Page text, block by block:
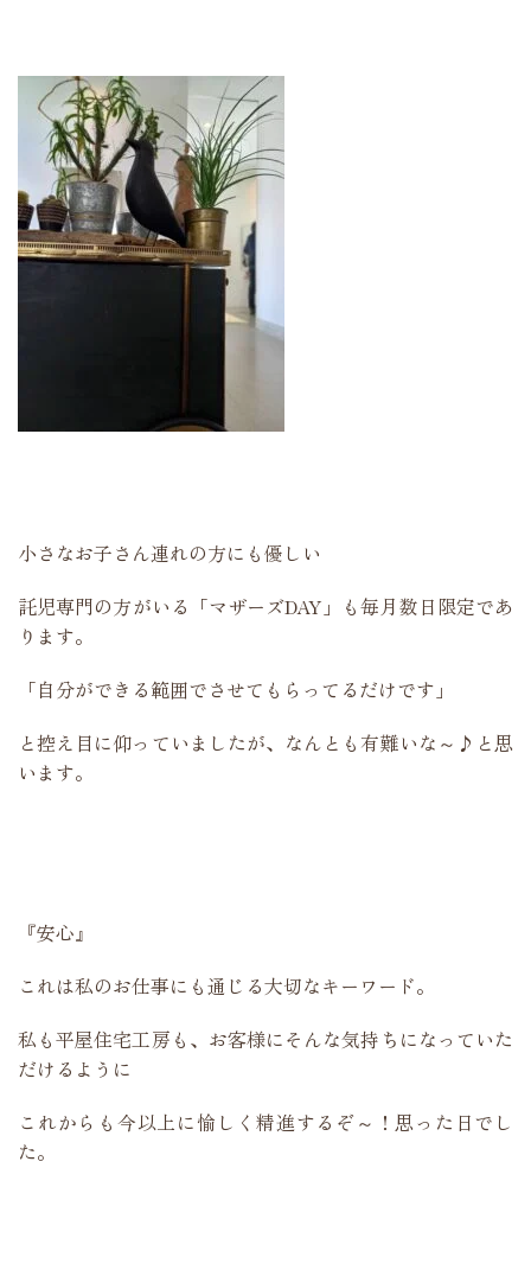
小さなお子さん連れの方にも優しい
託児専門の方がいる「マザーズDAY」も毎月数日限定であ
ります。
「自分ができる範囲でさせてもらってるだけです」
と控え目に仰っていましたが、なんとも有難いな～♪と思
います。
『安心』
これは私のお仕事にも通じる大切なキーワード。
私も平屋住宅工房も、お客様にそんな気持ちになっていた
だけるように
これからも今以上に愉しく精進するぞ～！思った日でし
た。